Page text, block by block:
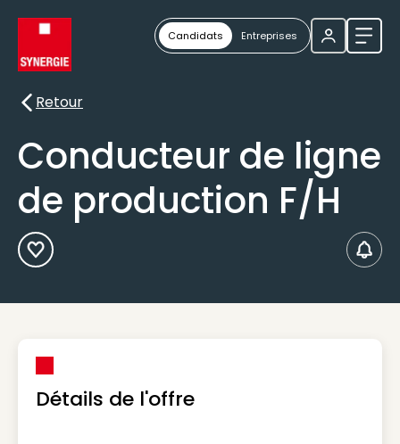
Candidats Entreprises
Retour
Retour
Conducteur de ligne
de production F/H
Ajouter aux Favoris
Détails de l'offre